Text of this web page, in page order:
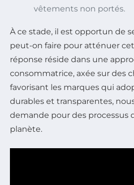
vêtements non portés.
À ce stade, il est opportun de
peut-on faire pour atténuer
réponse réside dans une
consommatrice, axée sur des
favorisant les marques qui
durables et transparentes,
demande pour des processus
planète.